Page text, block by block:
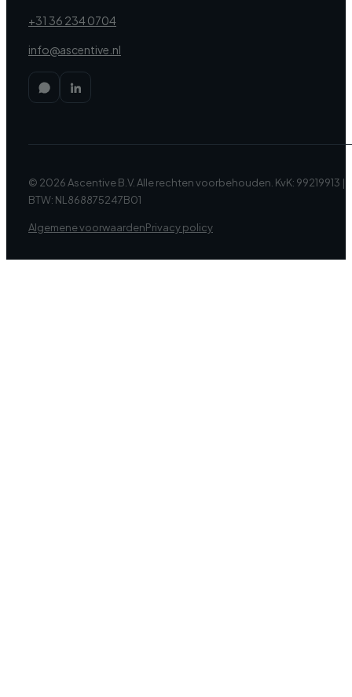
+31 36 234 0704
info@ascentive.nl
© 2026 Ascentive B.V. Alle rechten voorbehouden. KvK: 99219913 |
BTW: NL868875247B01
Algemene voorwaardenPrivacy policy